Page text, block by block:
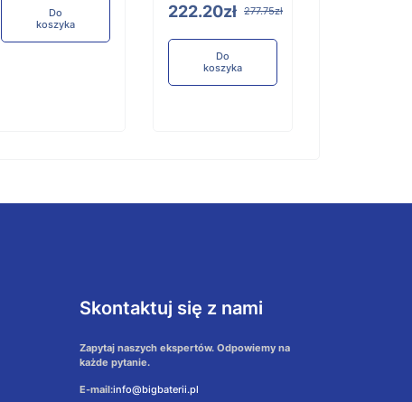
Do
koszyka
222.20zł 277.75zł
Do
koszyka
Skontaktuj się z nami
Zapytaj naszych ekspertów. Odpowiemy na
każde pytanie.
E-mail:info@bigbaterii.pl